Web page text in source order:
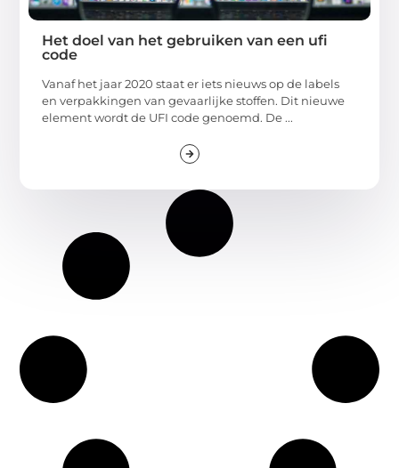
Het doel van het gebruiken van een ufi
code
Vanaf het jaar 2020 staat er iets nieuws op de labels
en verpakkingen van gevaarlijke stoffen. Dit nieuwe
element wordt de UFI code genoemd. De ...